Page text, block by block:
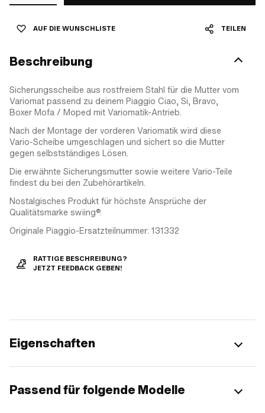
AUF DIE WUNSCHLISTE TEILEN
Beschreibung
Sicherungsscheibe aus rostfreiem Stahl für die Mutter vom
Variomat passend zu deinem Piaggio Ciao, Si, Bravo,
Boxer Mofa / Moped mit Variomatik-Antrieb.
Nach der Montage der vorderen Variomatik wird diese
Vario-Scheibe umgeschlagen und sichert so die Mutter
gegen selbstständiges Lösen.
Die erwähnte Sicherungsmutter sowie weitere Vario-Teile
findest du bei den Zubehörartikeln.
Nostalgisches Produkt für höchste Ansprüche der
Qualitätsmarke swiing®.
Originale Piaggio-Ersatzteilnummer: 131332
RATTIGE BESCHREIBUNG?
JETZT FEEDBACK GEBEN!
Eigenschaften
Passend für folgende Modelle